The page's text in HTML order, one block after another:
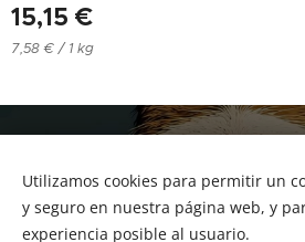
15,15 €
7,58 € / 1 kg
Tf.666351543
Utilizamos cookies para permitir un
y seguro en nuestra página web, y
experiencia posible al usuario.